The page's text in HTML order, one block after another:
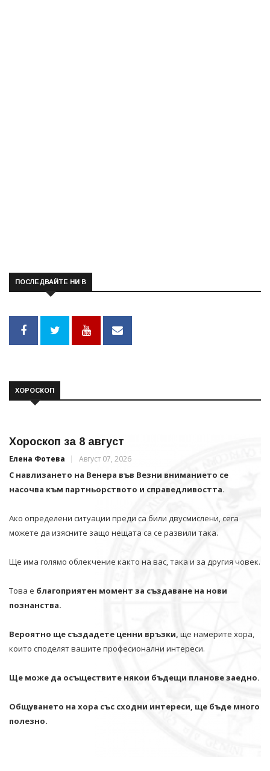
ПОСЛЕДВАЙТЕ НИ В
ХОРОСКОП
Хороскоп за 8 август
Елена Фотева Август 07, 2026
С навлизането на Венера във Везни вниманието се
насочва към партньорството и справедливостта.
Ако определени ситуации преди са били двусмислени, сега
можете да изясните защо нещата са се развили така.
Ще има голямо облекчение както на вас, така и за другия човек.
Това е благоприятен момент за създаване на нови
познанства.
Вероятно ще създадете ценни връзки, ще намерите хора,
които споделят вашите професионални интереси.
Ще може да осъществите някои бъдещи планове заедно.
Общуването на хора със сходни интереси, ще бъде много
полезно.